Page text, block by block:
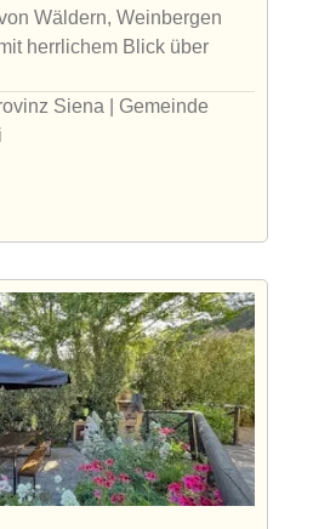
Wäldern, Weinbergen
herrlichem Blick über
Siena | Gemeinde